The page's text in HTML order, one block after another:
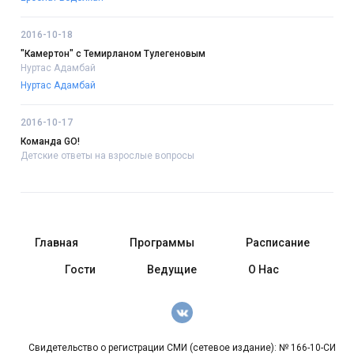
2016-10-18
"Камертон" с Темирланом Тулегеновым
Нуртас Адамбай
Нуртас Адамбай
2016-10-17
Команда GO!
Детские ответы на взрослые вопросы
Главная Программы Расписание
Гости Ведущие О Нас
Свидетельство о регистрации СМИ (сетевое издание): № 166-10-СИ